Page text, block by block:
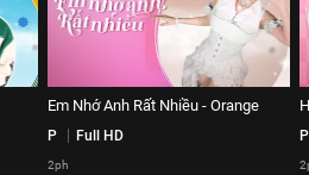
Em Nhớ Anh Rất Nhiều - Orange
P Full HD
2ph
P